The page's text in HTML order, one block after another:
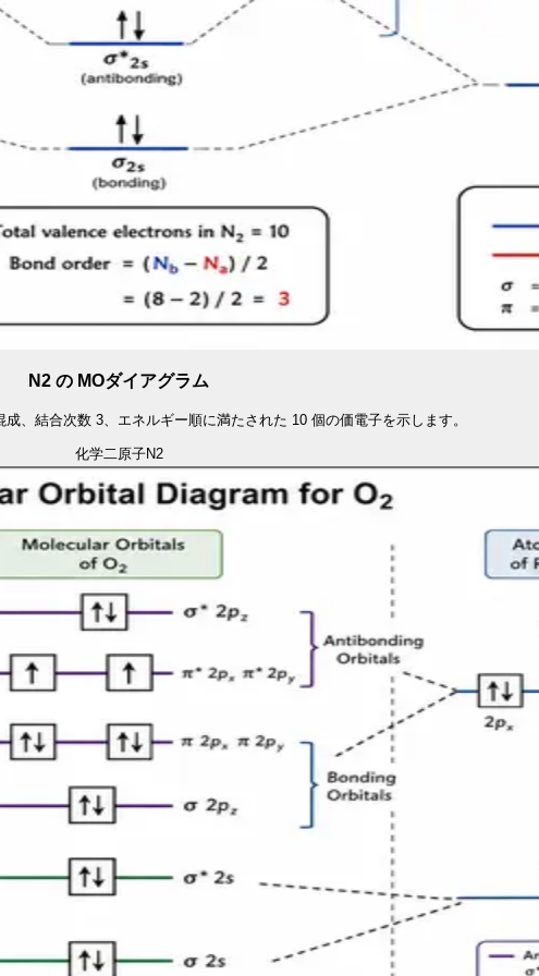
N2 の MOダイアグラム
、結合次数 3、エネルギー順に満たされた 10 個の価電子を示します。
化学二原子N2